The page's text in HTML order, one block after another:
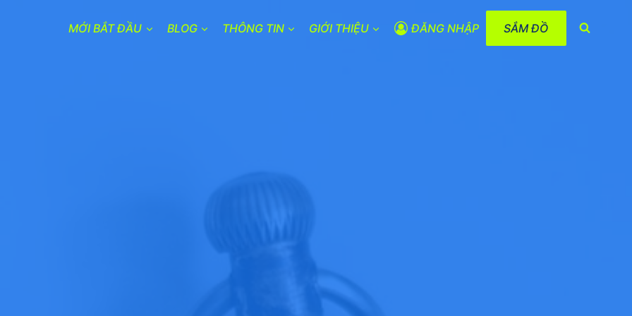
MỚI BẮT ĐẦU BLOG THÔNG TIN GIỚI THIỆU ĐĂNG NHẬP SẮM ĐỒ